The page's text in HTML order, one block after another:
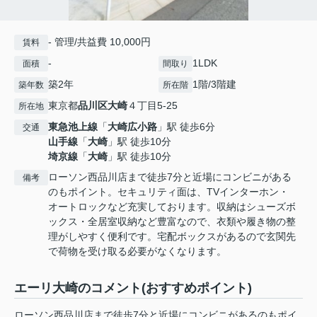
賃料 - 管理/共益費 10,000円
面積 - 間取り 1LDK
築年数 築2年 所在階 1階/3階建
所在地 東京都品川区大崎４丁目5-25
交通 東急池上線 「大崎広小路 」駅 徒歩6分
山手線 「大崎 」駅 徒歩10分
埼京線 「大崎 」駅 徒歩10分
備考
ローソン西品川店まで徒歩7分と近場にコンビニがある
のもポイント。セキュリティ面は、TVインターホン・
オートロックなど充実しております。収納はシューズボ
ックス・全居室収納など豊富なので、衣類や履き物の整
理がしやすく便利です。宅配ボックスがあるので玄関先
で荷物を受け取る必要がなくなります。
エーリ大崎のコメント(おすすめポイント)